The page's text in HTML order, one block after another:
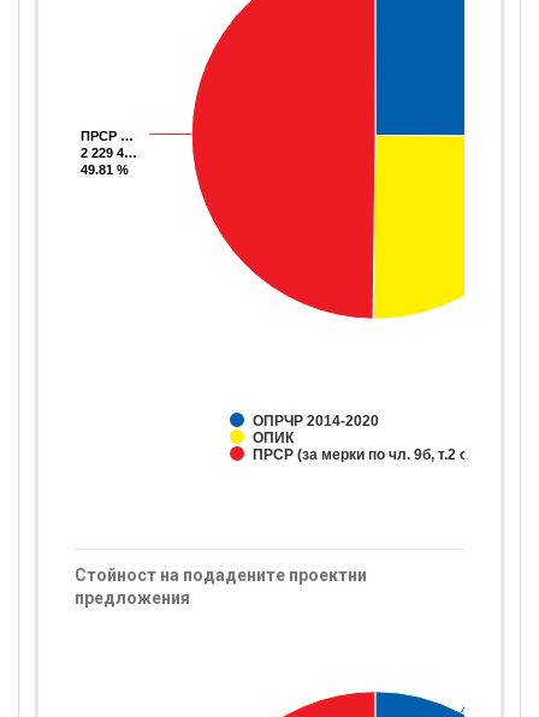
ПРСР …
2 229 4…
49.81 %
ПРСР …
2 229 4…
49.81 %
ОПРЧР 2014-2020
ОПИК
ПРСР (за мерки по чл. 9б, т.2 от ЗПЗП)
Стойност на подадените проектни
предложения